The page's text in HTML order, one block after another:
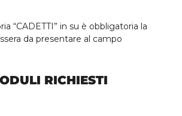
“CADETTI” in su è obbligatoria la
da presentare al campo
RICHIESTI